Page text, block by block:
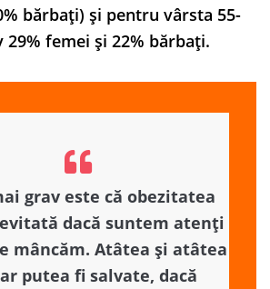
bărbaţi) şi pentru vârsta 55-
29% femei şi 22% bărbaţi.
grav este că obezitatea
dacă suntem atenți
mâncăm. Atâtea și atâtea
putea fi salvate, dacă